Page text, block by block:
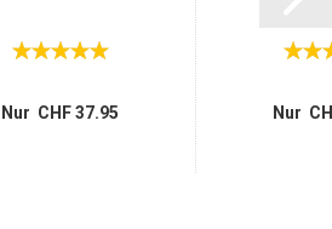
Nur CHF 37.95 Nur